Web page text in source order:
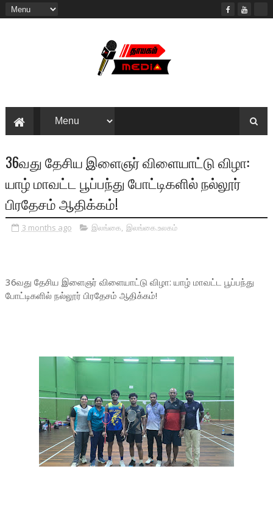
36வது தேசிய இளைஞர் விளையாட்டு விழா:
யாழ் மாவட்ட பூப்பந்து போட்டிகளில் நல்லூர்
பிரதேசம் ஆதிக்கம்!
3 months ago இலங்கை, இலங்கை.உலகம்
36வது தேசிய இளைஞர் விளையாட்டு விழா: யாழ் மாவட்ட பூப்பந்து
போட்டிகளில் நல்லூர் பிரதேசம் ஆதிக்கம்!